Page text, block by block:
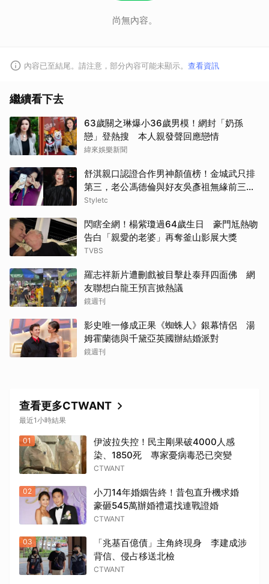
尚無內容。
內容已至結尾。請注意，部分內容可能未顯示。 查看資訊
繼續看下去
63歲關之琳爆小36歲男模！網封「奶孫
戀」登熱搜 本人親發聲回應戀情
緯來娛樂新聞
舒淇親口認證合作男神顏值榜！金城武只排
第三，老公馮德倫與好友吳彥祖無緣前三笑
翻網友
Styletc
閃瞎全網！楊紫瓊過64歲生日 豪門尪熱吻
告白「親愛的老婆」再奪釜山影展大獎
TVBS
羅志祥新片遭刪戲被目擊赴泰拜四面佛 網
友聯想白龍王預言掀熱議
鏡週刊
影史唯一修成正果《蜘蛛人》銀幕情侶 湯
姆霍蘭德與千黛亞英國辦結婚派對
鏡週刊
查看更多CTWANT
最近1小時結果
01
伊波拉失控！民主剛果破4000人感
染、1850死 專家憂病毒恐已突變
CTWANT
02
小刀14年婚姻告終！昔包直升機求婚
豪砸545萬辦婚禮還找連戰證婚
CTWANT
03
「兆基百億債」主角終現身 李建成涉
背信、侵占移送北檢
CTWANT